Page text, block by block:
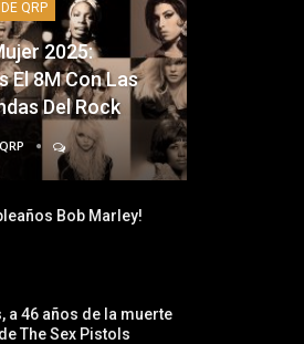
QRP
2025:
El 8M Con Las
Del Rock
Bob Marley!
a 46 años de la muerte
The Sex Pistols